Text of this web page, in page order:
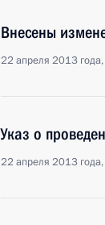
Внесены
22 апреля 2013
Указ о
22 апреля 2013